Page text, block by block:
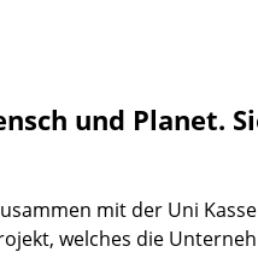
und Planet.
mit der Uni
welches die